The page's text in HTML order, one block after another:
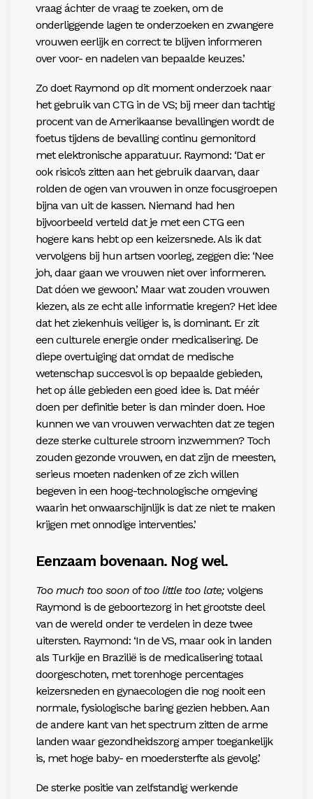
vraag áchter de vraag te zoeken, om de
onderliggende lagen te onderzoeken en zwangere
vrouwen eerlijk en correct te blijven informeren
over voor- en nadelen van bepaalde keuzes.’
Zo doet Raymond op dit moment onderzoek naar
het gebruik van CTG in de VS; bij meer dan tachtig
procent van de Amerikaanse bevallingen wordt de
foetus tijdens de bevalling continu gemonitord
met elektronische apparatuur. Raymond: ‘Dat er
ook risico’s zitten aan het gebruik daarvan, daar
rolden de ogen van vrouwen in onze focusgroepen
bijna van uit de kassen. Niemand had hen
bijvoorbeeld verteld dat je met een CTG een
hogere kans hebt op een keizersnede. Als ik dat
vervolgens bij hun artsen voorleg, zeggen die: ‘Nee
joh, daar gaan we vrouwen niet over informeren.
Dat dóen we gewoon.’ Maar wat zouden vrouwen
kiezen, als ze echt alle informatie kregen? Het idee
dat het ziekenhuis veiliger is, is dominant. Er zit
een culturele energie onder medicalisering. De
diepe overtuiging dat omdat de medische
wetenschap succesvol is op bepaalde gebieden,
het op álle gebieden een goed idee is. Dat méér
doen per definitie beter is dan minder doen. Hoe
kunnen we van vrouwen verwachten dat ze tegen
deze sterke culturele stroom inzwemmen? Toch
zouden gezonde vrouwen, en dat zijn de meesten,
serieus moeten nadenken of ze zich willen
begeven in een hoog-technologische omgeving
waarin het onwaarschijnlijk is dat ze niet te maken
krijgen met onnodige interventies.’
Eenzaam bovenaan. Nog wel.
Too much too soon oftoo little too late; volgens
Raymond is de geboortezorg in het grootste deel
van de wereld onder te verdelen in deze twee
uitersten. Raymond: ‘In de VS, maar ook in landen
als Turkije en Brazilië is de medicalisering totaal
doorgeschoten, met torenhoge percentages
keizersneden en gynaecologen die nog nooit een
normale, fysiologische baring gezien hebben. Aan
de andere kant van het spectrum zitten de arme
landen waar gezondheidszorg amper toegankelijk
is, met hoge baby- en moedersterfte als gevolg.’
De sterke positie van zelfstandig werkende